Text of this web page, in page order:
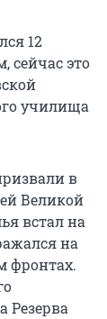
12
сейчас это
училища
в
Великой
встал на
на
фронтах.
Резерва